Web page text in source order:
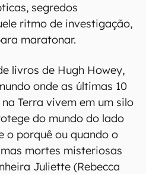
segredos
ritmo de investigação,
maratonar.
livros de Hugh Howey,
onde as últimas 10
Terra vivem em um silo
do mundo do lado
o porquê ou quando o
mortes misteriosas
Juliette (Rebecca